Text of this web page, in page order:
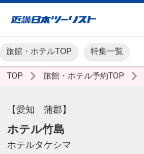
旅館・ホテルTOP 特集一覧
TOP 旅館・ホテル予約TOP
【愛知 蒲郡】
ホテル竹島
ホテルタケシマ